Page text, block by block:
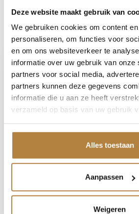
Deze website maakt gebruik van
We gebruiken cookies om content
personaliseren, om functies voor
en om ons websiteverkeer te
informatie over uw gebruik van onze
partners voor social media,
partners kunnen deze gegevens
informatie die u aan ze heeft
verzameld op basis van uw gebruik
Alles toestaan
Aanpassen
Weigeren
Auto Keijzers - RDW Erkend
Wij staan u graag te woord.
vrijblijvend contact met ons